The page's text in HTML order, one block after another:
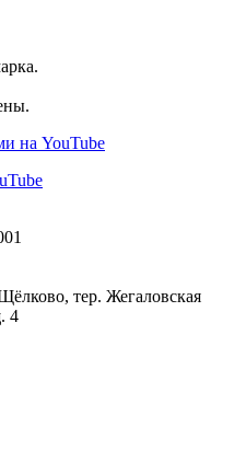
на YouTube
тер. Жегаловская
4